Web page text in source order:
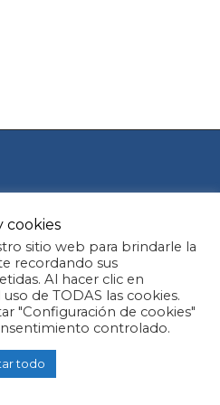
0,00 €
de Cookies
privacidad
Oral view.
cookies
sitio web para brindarle la
recordando sus
Al hacer clic en
de TODAS las cookies.
"Configuración de cookies"
controlado.
todo